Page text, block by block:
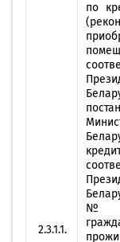
2.3.1.1.
по
№ 75